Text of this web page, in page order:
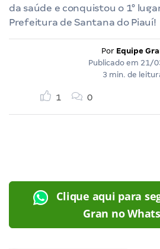
da saúde e conquistou o 1°
Prefeitura de Santana do Piauí!
Por Equipe
Publicado em 21/
3 min. de
1 0
Clique aqui para
Gran no